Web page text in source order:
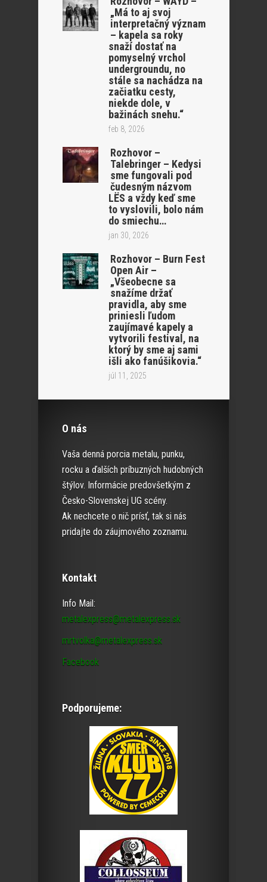
„Má to aj svoj
interpretačný význam
– kapela sa roky
snaží dostať na
pomyselný vrchol
undergroundu, no
stále sa nachádza na
začiatku cesty,
niekde dole, v
bažinách snehu.“
feb 8, 2026
Rozhovor –
Talebringer – Kedysi
sme fungovali pod
čudesným názvom
LËS a vždy keď sme
to vyslovili, bolo nám
do smiechu…
jan 30, 2026
Rozhovor – Burn Fest
Open Air –
„Všeobecne sa
snažíme držať
pravidla, aby sme
priniesli ľudom
zaujímavé kapely a
vytvorili festival, na
ktorý by sme aj sami
išli ako fanúšikovia.“
júl 11, 2025
O nás
Vaša denná porcia metalu, punku,
rocku a ďalších príbuzných hudobných
štýlov. Informácie predovšetkým z
Česko-Slovenskej UG scény.
Ak nechcete o nič prísť, tak si nás
pridajte do záujmového zoznamu.
Kontakt
Info Mail:
metalexpress@metalexpress.sk
mrtvolka@metalexpress.sk
Facebook
Podporujeme: